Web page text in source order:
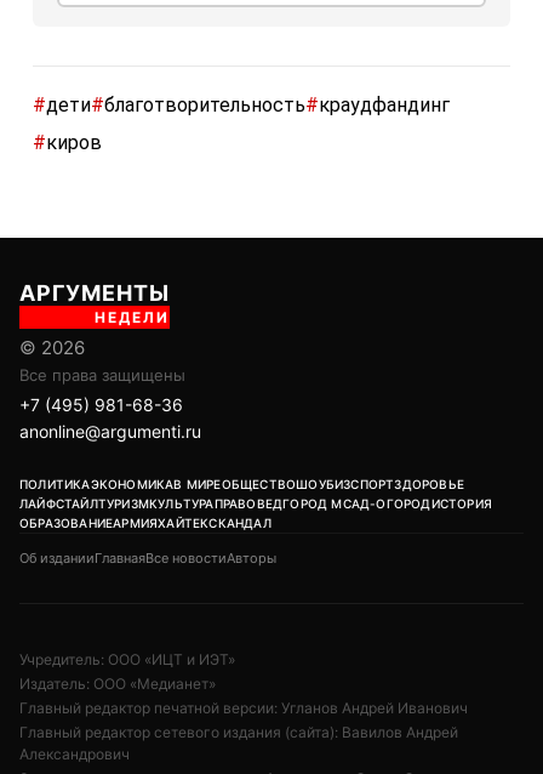
#дети#благотворительность#краудфандинг
#киров
АРГУМЕНТЫ
НЕДЕЛИ
© 2026
Все права защищены
+7 (495) 981-68-36
anonline@argumenti.ru
ПОЛИТИКАЭКОНОМИКАВ МИРЕОБЩЕСТВОШОУБИЗСПОРТЗДОРОВЬЕ
ЛАЙФСТАЙЛТУРИЗМКУЛЬТУРАПРАВОВЕДГОРОД МСАД-ОГОРОДИСТОРИЯ
ОБРАЗОВАНИЕАРМИЯХАЙТЕКСКАНДАЛ
Об изданииГлавнаяВсе новостиАвторы
Учредитель: ООО «ИЦТ и ИЭТ»
Издатель: ООО «Медианет»
Главный редактор печатной версии: Угланов Андрей Иванович
Главный редактор сетевого издания (сайта): Вавилов Андрей
Александрович